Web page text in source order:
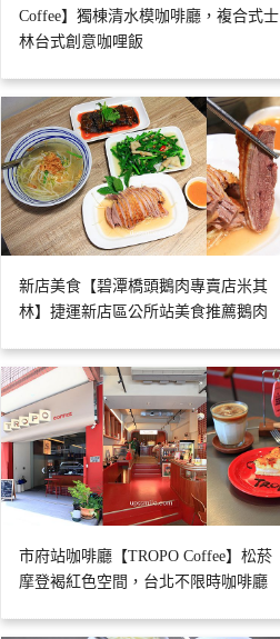
Coffee】獨棟清水模咖啡廳，複合式士
林台式創意咖哩飯
新店美食【碧潭橋頭鵝肉專賣店米其
林】捷運新店區公所站美食推薦鵝肉
市府站咖啡廳【TROPO Coffee】松菸
摩登褐紅色空間，台北不限時咖啡廳